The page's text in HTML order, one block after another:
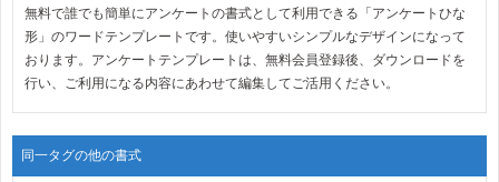
無料で誰でも簡単にアンケートの書式として利用できる「アンケートひな
形」のワードテンプレートです。使いやすいシンプルなデザインになって
おります。アンケートテンプレートは、無料会員登録後、ダウンロードを
行い、ご利用になる内容にあわせて編集してご活用ください。
同一タグの他の書式